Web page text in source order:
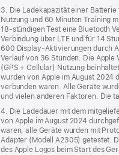
3. Die Ladekapazität einer
Nutzung und 60 Minuten Training
18‑stündigen Test eine Bluetooth
Verbindung über LTE und für 14
600 Display-Aktivierungen durch
Verlauf von 36 Stunden. Die Apple
(GPS + Cellular) Nutzung
wurden von Apple im August 2024
verbunden waren. Alle Geräte
und vielen anderen Faktoren. Die
4. Die Ladedauer mit dem
von Apple im August 2024
waren; alle Geräte wurden mit
Adapter (Modell A2305) getestet.
des Apple Logos beim Start des